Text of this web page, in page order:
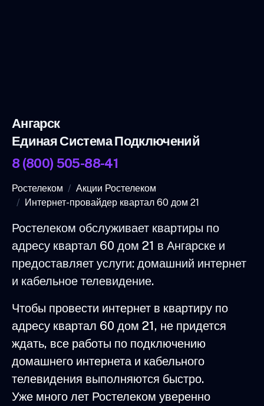
Ангарск
Единая Система Подключений
8 (800) 505-88-41
Ростелеком
Акции Ростелеком
Интернет-провайдер квартал 60 дом 21
Ростелеком обслуживает квартиры по
адресу квартал 60 дом 21 в Ангарске и
предоставляет услуги: домашний интернет
и кабельное телевидение.
Чтобы провести интернет в квартиру по
адресу квартал 60 дом 21, не придется
ждать, все работы по подключению
домашнего интернета и кабельного
телевидения выполняются быстро.
Уже много лет Ростелеком уверенно